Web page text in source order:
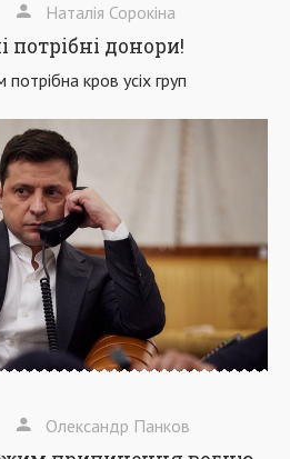
Наталія Сорокіна
потрібні донори!
кров усіх груп
Олександр Панков